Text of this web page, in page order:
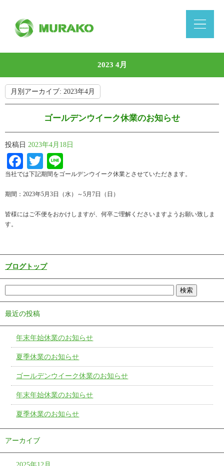
2023 4月
月別アーカイブ: 2023年4月
ゴールデンウイーク休業のお知らせ
投稿日 2023年4月18日
Facebook
Twitter
当社では下記期間をゴールデンウイーク休業とさせていただきます。
期間：2023年5月3日（水）～5月7日（日）
皆様にはご不便をおかけしますが、何卒ご理解くださいますようお願い致しま
す。
ブログトップ
最近の投稿
年末年始休業のお知らせ
夏季休業のお知らせ
ゴールデンウイーク休業のお知らせ
年末年始休業のお知らせ
夏季休業のお知らせ
アーカイブ